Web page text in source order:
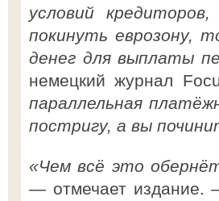
условий
покинуть еврозону,
денег для выплаты
немецкий журнал
параллельная
постригу, а вы
«Чем всё это
— отмечает издание.